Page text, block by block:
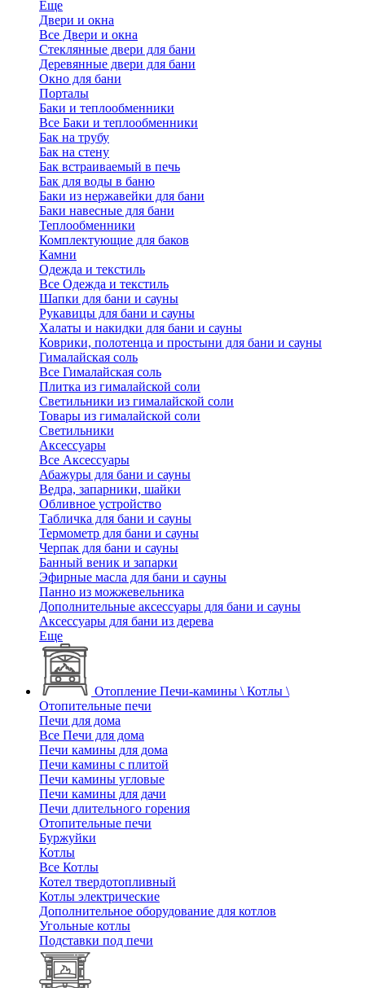
Еще
Двери и окна
Все Двери и окна
Стеклянные двери для бани
Деревянные двери для бани
Окно для бани
Порталы
Баки и теплообменники
Все Баки и теплообменники
Бак на трубу
Бак на стену
Бак встраиваемый в печь
Бак для воды в баню
Баки из нержавейки для бани
Баки навесные для бани
Теплообменники
Комплектующие для баков
Камни
Одежда и текстиль
Все Одежда и текстиль
Шапки для бани и сауны
Рукавицы для бани и сауны
Халаты и накидки для бани и сауны
Коврики, полотенца и простыни для бани и сауны
Гималайская соль
Все Гималайская соль
Плитка из гималайской соли
Светильники из гималайской соли
Товары из гималайской соли
Светильники
Аксессуары
Все Аксессуары
Абажуры для бани и сауны
Ведра, запарники, шайки
Обливное устройство
Табличка для бани и сауны
Термометр для бани и сауны
Черпак для бани и сауны
Банный веник и запарки
Эфирные масла для бани и сауны
Панно из можжевельника
Дополнительные аксессуары для бани и сауны
Аксессуары для бани из дерева
Еще
Отопление Печи-камины \ Котлы \
Отопительные печи
Печи для дома
Все Печи для дома
Печи камины для дома
Печи камины с плитой
Печи камины угловые
Печи камины для дачи
Печи длительного горения
Отопительные печи
Буржуйки
Котлы
Все Котлы
Котел твердотопливный
Котлы электрические
Дополнительное оборудование для котлов
Угольные котлы
Подставки под печи